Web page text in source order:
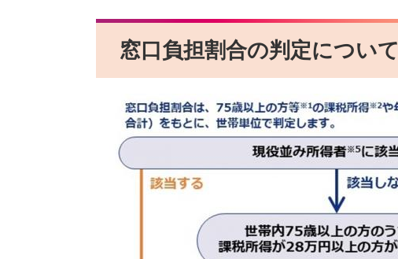
窓口負担割合の判定について